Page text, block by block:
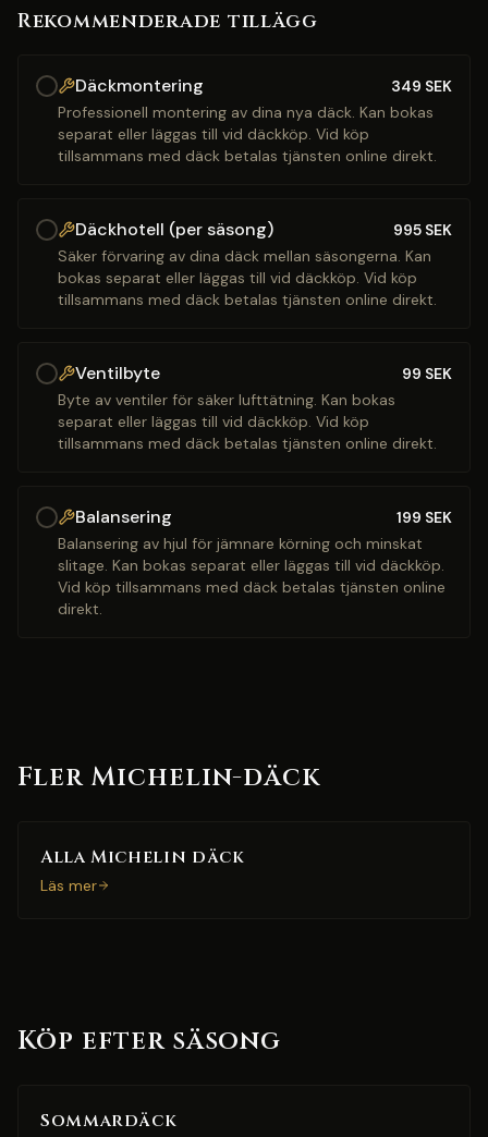
Rekommenderade tillägg
Däckmontering 349 SEK
Professionell montering av dina nya däck. Kan bokas
separat eller läggas till vid däckköp. Vid köp
tillsammans med däck betalas tjänsten online direkt.
Däckhotell (per säsong) 995 SEK
Säker förvaring av dina däck mellan säsongerna. Kan
bokas separat eller läggas till vid däckköp. Vid köp
tillsammans med däck betalas tjänsten online direkt.
Ventilbyte 99 SEK
Byte av ventiler för säker lufttätning. Kan bokas
separat eller läggas till vid däckköp. Vid köp
tillsammans med däck betalas tjänsten online direkt.
Balansering 199 SEK
Balansering av hjul för jämnare körning och minskat
slitage. Kan bokas separat eller läggas till vid däckköp.
Vid köp tillsammans med däck betalas tjänsten online
direkt.
Fler Michelin-däck
Alla Michelin däck
Läs mer
Köp efter säsong
Sommardäck